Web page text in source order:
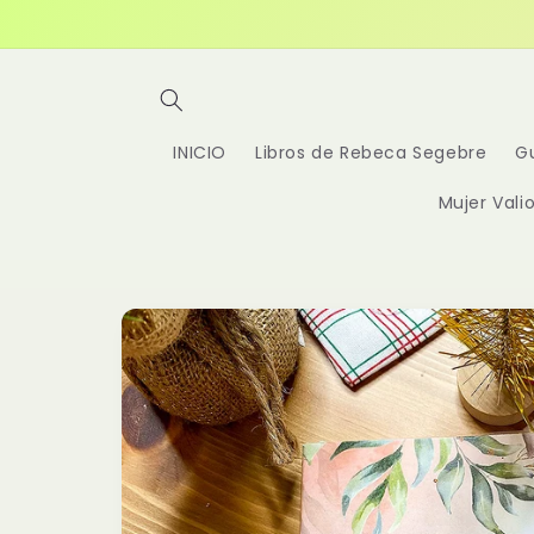
al contenido
INICIO Libros de Rebeca Segebre
Mujer
directamente
a la
información
del producto